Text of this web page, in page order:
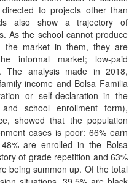
to projects other than
also show a trajectory of
As the school cannot produce
the market in them, they are
informal market; low-paid
The analysis made in 2018,
income and Bolsa Familia
or self-declaration in the
school enrollment form),
showed that the population
cases is poor: 66% earn
are enrolled in the Bolsa
of grade repetition and 63%
being summon up. Of the total